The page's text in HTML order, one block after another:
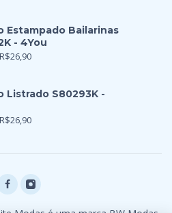
Estampado Bailarinas
- 4You
R$26,90
Listrado S80293K -
R$26,90